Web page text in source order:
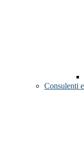
Consulenti